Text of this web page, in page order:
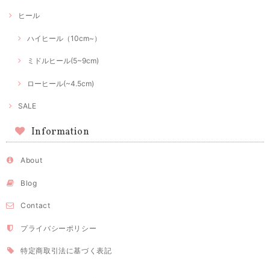
ヒール
ハイヒール（10cm~）
ミドルヒール(5~9cm)
ローヒール(~4.5cm)
SALE
Information
About
Blog
Contact
プライバシーポリシー
特定商取引法に基づく表記